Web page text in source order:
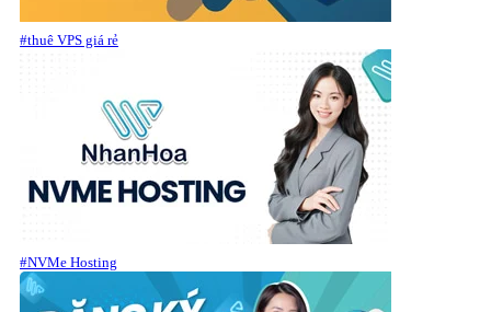
#thuê VPS giá rẻ
#NVMe Hosting